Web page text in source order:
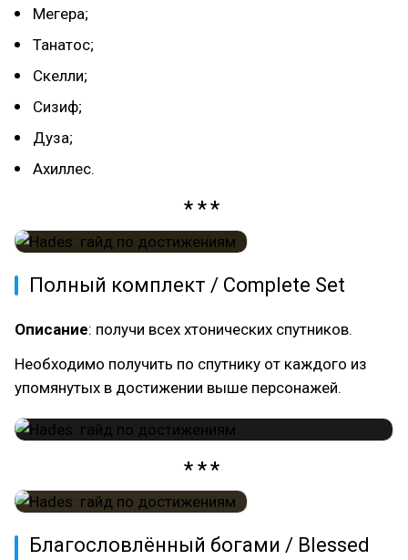
Мегера;
Танатос;
Скелли;
Сизиф;
Дуза;
Ахиллес.
Полный комплект / Complete Set
Описание: получи всех хтонических спутников.
Необходимо получить по спутнику от каждого из
упомянутых в достижении выше персонажей.
Благословлённый богами / Blessed